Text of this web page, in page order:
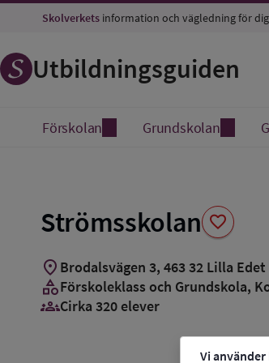
Vi
Skolverkets information och vägledning för
Utbildningsguiden
Förskolan Grundskolan
Strömsskolan favorite
Spara
location_on Brodalsvägen 3, 463 32 Lilla Edet
categoryFörskoleklass och Grundskola,
groups_3Cirka 320 elever